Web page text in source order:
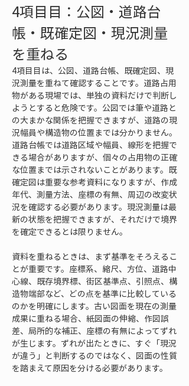
4項目目：公図・道路台
帳・既確定図・現況測量
を重ねる
4項目目は、公図、道路台帳、既確定図、現
況測量を重ねて確認することです。道路占用
物がある現場では、単独の資料だけで判断し
ようとすると危険です。公図では筆や道路と
の大まかな関係を把握できますが、道路の現
況幅員や構造物の位置までは分かりません。
道路台帳では道路区域や幅員、線形を把握で
きる場合がありますが、個々の占用物の正確
な位置までは示されないことがあります。既
確定図は重要な参考資料になりますが、作成
年代、測量方法、座標の有無、周辺の改変状
況を確認する必要があります。現況測量は最
新の状態を把握できますが、それだけで境界
を確定できるとは限りません。
資料を重ねるときは、まず基準をそろえるこ
とが重要です。座標系、縮尺、方位、道路中
心線、既存境界標、街区基準点、引照点、構
造物端部など、どの点を基準に比較している
のかを明確にします。古い図面を現在の測量
成果に重ねる場合、紙図面の伸縮、作図誤
差、局所的な補正、座標の有無によってずれ
が生じます。ずれが出たときに、すぐ「現況
が違う」と判断するのではなく、図面の性質
を踏まえて原因を分ける必要があります。